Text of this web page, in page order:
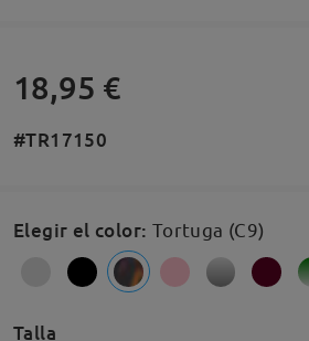
18,95 €
#TR17150
Elegir el color: Tortuga (C9)
Talla